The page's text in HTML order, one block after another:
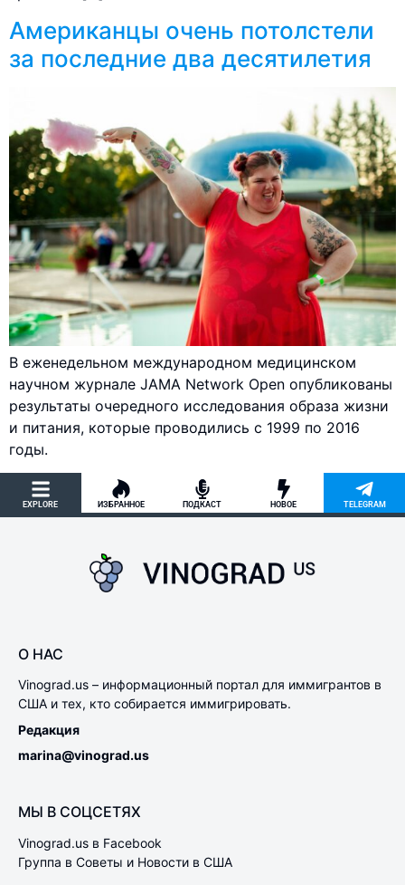
Американцы очень потолстели
за последние два десятилетия
В еженедельном международном медицинском
научном журнале JAMA Network Open опубликованы
результаты очередного исследования образа жизни
и питания, которые проводились с 1999 по 2016
годы.
EXPLORE ИЗБРАННОЕ ПОДКАСТ НОВОЕ TELEGRAM
О НАС
Vinograd.us – информационный портал для иммигрантов в
США и тех, кто собирается иммигрировать.
Редакция
marina@vinograd.us
МЫ В СОЦСЕТЯХ
Vinograd.us в Facebook
Группа в Советы и Новости в США